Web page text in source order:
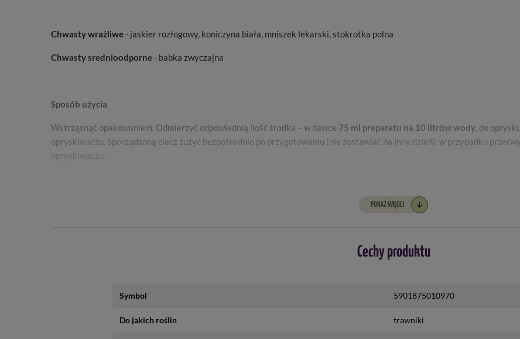
Chwasty wrażliwe- jaskier rozłogowy, koniczyna biała, mniszek lekarski, stokrotka polna
Chwasty srednioodporne- babka zwyczajna
Sposób użycia
Wstrząsnąć opakowaniem. Odmierzyć odpowiednią ilość środka – w dawce 75 ml preparatu na 10 litrów wody, do
opryskiwaczu. Sporządzoną ciecz zużyć bezpośrednio po przygotowaniu (nie zostawiać na inny dzień), w przypadku
opryskiwaczu.
odpowiednia powierzchnię liści.
POKAŻ WIĘCEJ
Cechy produktu
Symbol 5901875010970
Do jakich roślin trawniki